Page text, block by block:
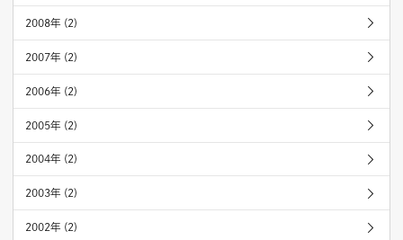
2008年 (2)
2007年 (2)
2006年 (2)
2005年 (2)
2004年 (2)
2003年 (2)
2002年 (2)